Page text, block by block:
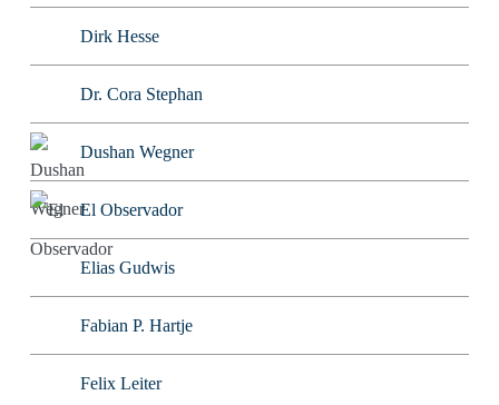
Dirk Hesse
Dr. Cora Stephan
Dushan Wegner
El Observador
Elias Gudwis
Fabian P. Hartje
Felix Leiter